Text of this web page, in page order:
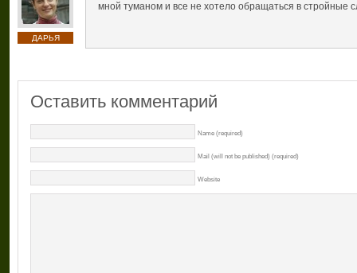
ДАРЬЯ
мной туманом и все не хотело обращаться в стройные
Оставить комментарий
Name (required)
Mail (will not be published) (required)
Website